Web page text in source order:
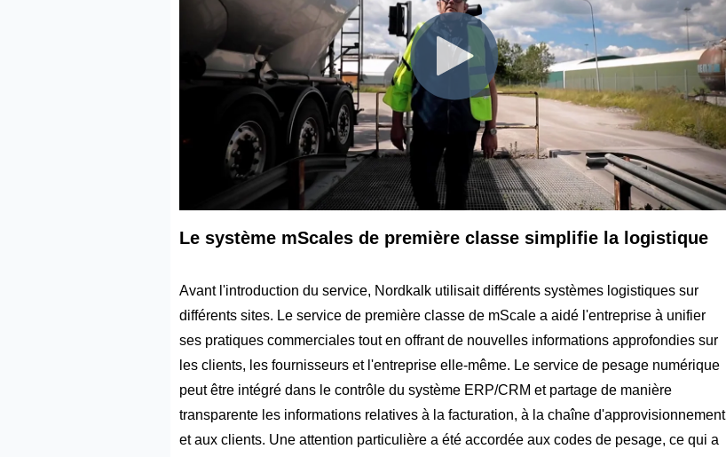
Le système mScales de première classe simplifie la logistique
Avant l'introduction du service, Nordkalk utilisait différents systèmes logistiques sur
différents sites. Le service de première classe de mScale a aidé l'entreprise à unifier
ses pratiques commerciales tout en offrant de nouvelles informations approfondies sur
les clients, les fournisseurs et l'entreprise elle-même. Le service de pesage numérique
peut être intégré dans le contrôle du système ERP/CRM et partage de manière
transparente les informations relatives à la facturation, à la chaîne d'approvisionnement
et aux clients. Une attention particulière a été accordée aux codes de pesage, ce qui a